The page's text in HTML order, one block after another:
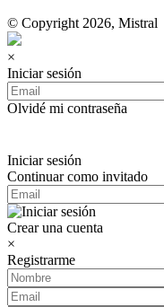
© Copyright 2026, Mistral
×
Iniciar sesión
Olvidé mi contraseña
Iniciar sesión
Continuar como invitado
Crear una cuenta
×
Registrarme